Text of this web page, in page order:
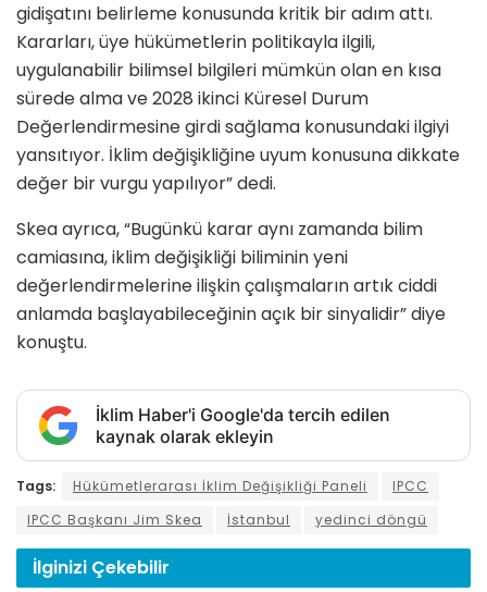
gidişatını belirleme konusunda kritik bir adım attı.
Kararları, üye hükümetlerin politikayla ilgili,
uygulanabilir bilimsel bilgileri mümkün olan en kısa
sürede alma ve 2028 ikinci Küresel Durum
Değerlendirmesine girdi sağlama konusundaki ilgiyi
yansıtıyor. İklim değişikliğine uyum konusuna dikkate
değer bir vurgu yapılıyor” dedi.
Skea ayrıca, “Bugünkü karar aynı zamanda bilim
camiasına, iklim değişikliği biliminin yeni
değerlendirmelerine ilişkin çalışmaların artık ciddi
anlamda başlayabileceğinin açık bir sinyalidir” diye
konuştu.
İklim Haber'i Google'da tercih edilen
kaynak olarak ekleyin
Tags: Hükümetlerarası İklim Değişikliği Paneli
IPCC
IPCC Başkanı Jim Skea
İstanbul yedinci döngü
İlginizi Çekebilir